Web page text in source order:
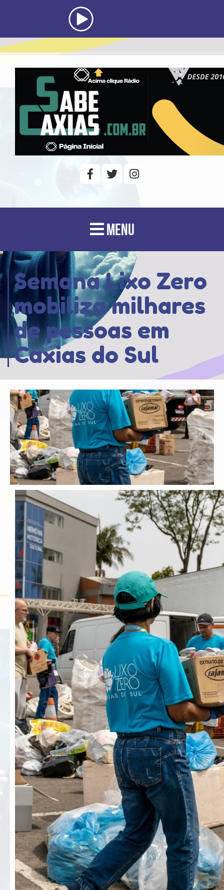
MENU
Semana Lixo Zero
mobiliza milhares
de pessoas em
Caxias do Sul